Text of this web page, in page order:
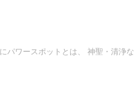
パワースポットとは、 神聖・清浄な